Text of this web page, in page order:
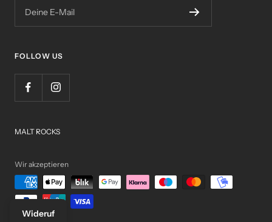
Deine E-Mail
FOLLOW US
MALT ROCKS
Wir akzeptieren
Wideruf